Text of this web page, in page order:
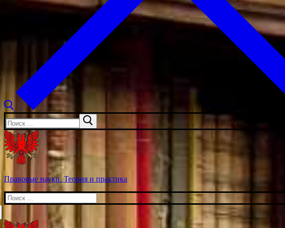
Искать:
Правовые науки. Теория и практика
Искать: